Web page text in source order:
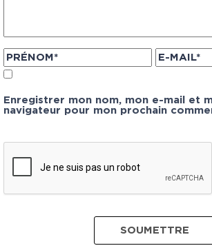
Enregistrer mon nom, mon e-mail et
navigateur pour mon prochain